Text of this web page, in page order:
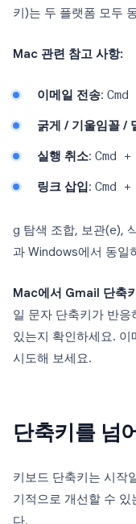
키)는 두 플랫폼 모두
Mac 관련 참고 사항:
이메일 전송:
굵게 / 기울임꼴 /
실행 취소: Cmd
링크 삽입 : Cmd
g 탐색 조합, 보관(e),
과 Windows에서 동일
Mac에서 Gmail 단축
일 문자 단축키가 반응
있는지 확인하세요. 이
시도해 보세요.
단축키를 넘
키보드 단축키는 시작
기적으로 개선할 수 있
다.